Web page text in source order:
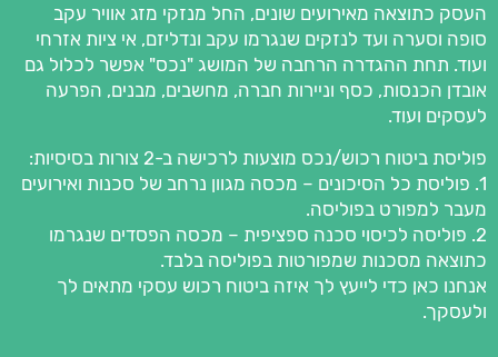
העסק כתוצאה מאירועים שונים, החל מנזקי מזג אוויר עקב
סופה וסערה ועד לנזקים שנגרמו עקב ונדליזם, אי ציות אזרחי
ועוד. תחת ההגדרה הרחבה של המושג "נכס" אפשר לכלול גם
אובדן הכנסות, כסף וניירות חברה, מחשבים, מבנים, הפרעה
לעסקים ועוד.
פוליסת ביטוח רכוש/נכס מוצעות לרכישה ב-2 צורות בסיסיות:
1. פוליסת כל הסיכונים – מכסה מגוון נרחב של סכנות ואירועים
מעבר למפורט בפוליסה.
2. פוליסה לכיסוי סכנה ספציפית – מכסה הפסדים שנגרמו
כתוצאה מסכנות שמפורטות בפוליסה בלבד.
אנחנו כאן כדי לייעץ לך איזה ביטוח רכוש עסקי מתאים לך
ולעסקך.